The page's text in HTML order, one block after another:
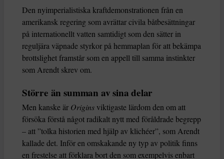
Den nyimperialistiska kraftdemonstrationen från en
amerikansk regering som avrättar civila båtbesättningar
på internationellt vatten samtidigt som den sätter in
reguljära väpnade styrkor på hemmaplan för att bekämpa
brottslighet framstår som en appell till samma instinkter
som Arendt skrev om.
Större än summan av sina delar
Men kanske är Origins viktigaste lärdom den om att
försöka förstå något radikalt nytt med föråldrade begrepp
– att ”tolka historien med hjälp av klichéer”, som Arendt
kallade det. Inför en omskakande ny typ av politik finns
en frestelse att förklara bort den som exempelvis enbart